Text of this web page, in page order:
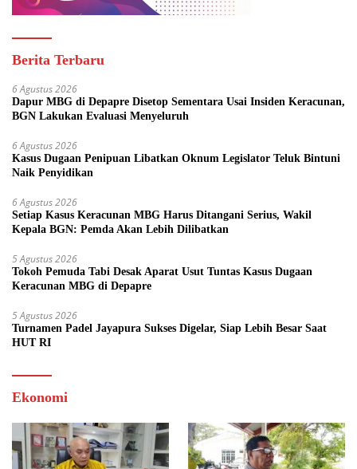
Berita Terbaru
6 Agustus 2026
Dapur MBG di Depapre Disetop Sementara Usai Insiden Keracunan,
BGN Lakukan Evaluasi Menyeluruh
6 Agustus 2026
Kasus Dugaan Penipuan Libatkan Oknum Legislator Teluk Bintuni
Naik Penyidikan
6 Agustus 2026
Setiap Kasus Keracunan MBG Harus Ditangani Serius, Wakil
Kepala BGN: Pemda Akan Lebih Dilibatkan
5 Agustus 2026
Tokoh Pemuda Tabi Desak Aparat Usut Tuntas Kasus Dugaan
Keracunan MBG di Depapre
5 Agustus 2026
Turnamen Padel Jayapura Sukses Digelar, Siap Lebih Besar Saat
HUT RI
Ekonomi